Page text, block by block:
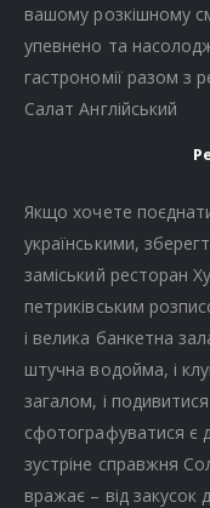
вашому розкішному
упевнено та
гастрономії разом з
Салат Англійський
Якщо хочете
українськими,
заміський ресторан
петриківським
і велика банкетна
штучна водойма, і
загалом, і
сфотографуватися є
зустріне справжня
вражає – від закусок